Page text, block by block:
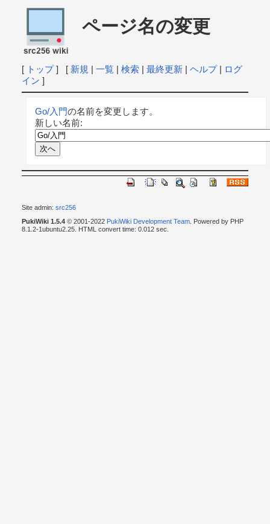
ページ名の変更
[ トップ] [ 新規 | 一覧| 検索| 最終更新| ヘルプ| ログ
イン ]
Go/入門の名前を変更します。
新しい名前:
Site admin: src256
PukiWiki 1.5.4© 2001-2022 PukiWiki Development Team. Powered by PHP
8.1.2-1ubuntu2.25. HTML convert time: 0.012 sec.